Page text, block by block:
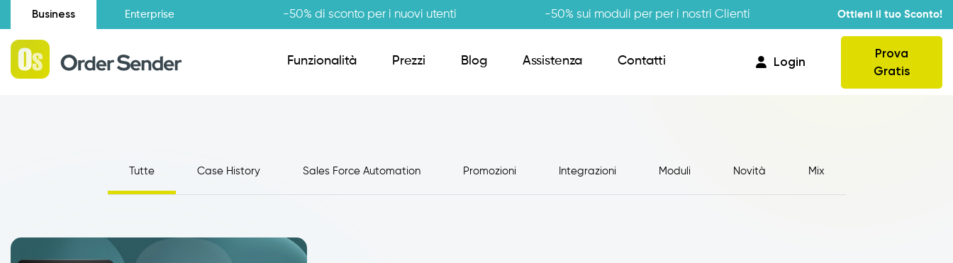
Business Enterprise -50% di sconto per i nuovi utenti -50% sui moduli per per i nostri Clienti Ottieni il tuo Sconto!
Funzionalità
Situazione amministrativa
Raccolta Ordini Agenti CRM Giro Visite
Provvigioni
Prezzi Blog Assistenza Contatti Login
Prova
Gratis
Tutte Case History Sales Force Automation Promozioni Integrazioni Moduli Novità Mix